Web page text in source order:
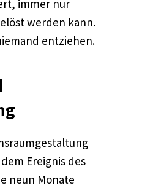
immer nur
werden kann.
entziehen.
Ereignis des
neun Monate